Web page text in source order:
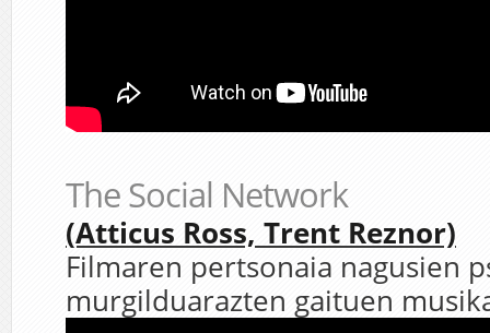
The Social Network
(Atticus Ross, Trent Reznor)
Filmaren pertsonaia nagusien
murgilduarazten gaituen